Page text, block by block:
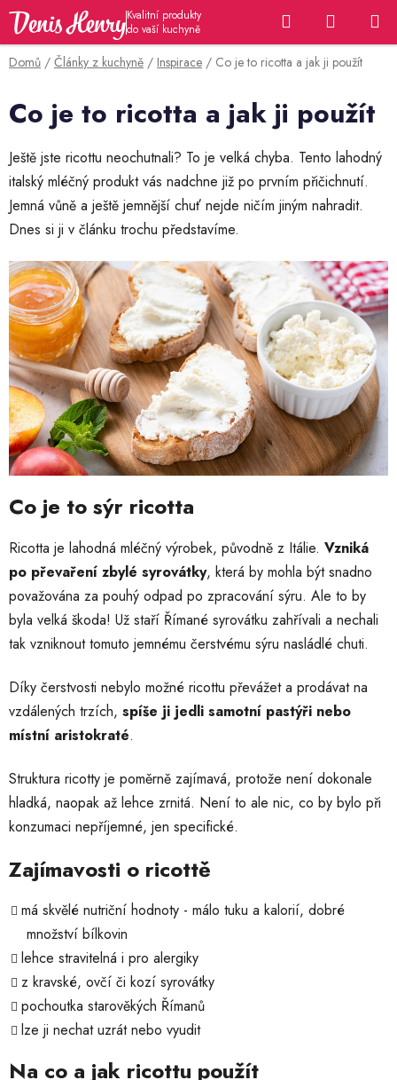
Přejít
obsah
Hledat
KOŠÍK
Domů / Články z kuchyně / Inspirace / Co je to ricotta a jak ji použít
Co je to ricotta a jak ji použít
Ještě jste ricottu neochutnali? To je velká chyba. Tento lahodný
italský mléčný produkt vás nadchne již po prvním přičichnutí.
Jemná vůně a ještě jemnější chuť nejde ničím jiným nahradit.
Dnes si ji v článku trochu představíme.
Co je to sýr ricotta
Ricotta je lahodná mléčný výrobek, původně z Itálie. Vzniká
po převaření zbylé syrovátky, která by mohla být snadno
považována za pouhý odpad po zpracování sýru. Ale to by
byla velká škoda! Už staří Římané syrovátku zahřívali a nechali
tak vzniknout tomuto jemnému čerstvému sýru nasládlé chuti.
Díky čerstvosti nebylo možné ricottu převážet a prodávat na
vzdálených trzích, spíše ji jedli samotní pastýři nebo
místní aristokraté.
Struktura ricotty je poměrně zajímavá, protože není dokonale
hladká, naopak až lehce zrnitá. Není to ale nic, co by bylo při
konzumaci nepříjemné, jen specifické.
Zajímavosti o ricottě
má skvělé nutriční hodnoty - málo tuku a kalorií, dobré
množství bílkovin
lehce stravitelná i pro alergiky
z kravské, ovčí či kozí syrovátky
pochoutka starověkých Římanů
lze ji nechat uzrát nebo vyudit
Na co a jak ricottu použít